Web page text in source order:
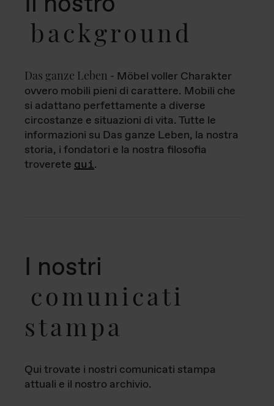
background
Das ganze Leben - Möbel voller Charakter
ovvero mobili pieni di carattere. Mobili che
si adattano perfettamente a diverse
circostanze e situazioni di vita. Tutte le
informazioni su Das ganze Leben, la nostra
storia, i fondatori e la nostra filosofia
troverete qui.
I nostri
comunicati
stampa
Qui trovate i nostri comunicati stampa
attuali e il nostro archivio.